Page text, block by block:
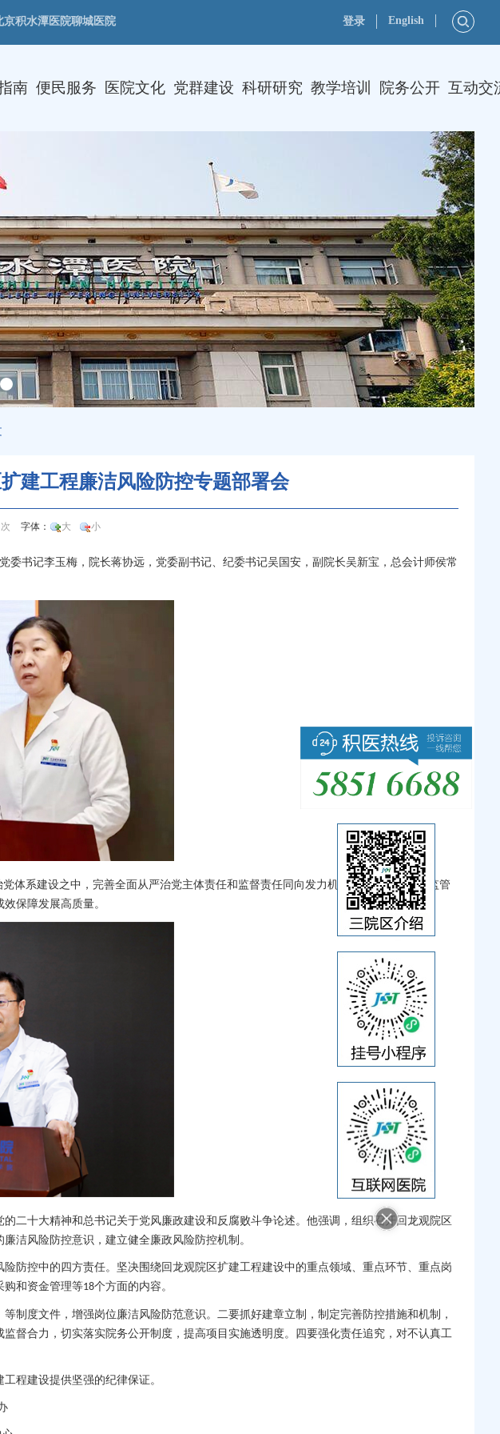
京积水潭医院聊城医院 登录 English
南 便民服务 医院文化 党群建设 科研研究 教学培训 院务公开 互动交
建工程廉洁风险防控专题部署会
次 字体： 大 小
委书记李玉梅，院长蒋协远 ，党委副书记、纪委书记吴国安，副院长吴新宝 ，总会计师侯常
体系建设之中，完善全面从严治党主体责任和监督责任同向发力机制，落实职能部门监管
保障发展高质量。
二十大精神和总书记关于党风廉政建设和反腐败斗争论述。他强调，组织召开回龙观院区
洁风险防控意识，建立健全廉政风险防控机制。
防控中的四方责任。坚决围绕回龙观院区扩建工程建设中的重点领域、重点环节、重点岗
购和资金管理等18个方面的内容。
制度文件，增强岗位廉洁风险防范意识。二要抓好建章立制，制定完善防控措施和机制，
督合力，切实落实院务公开制度，提高项目实施透明度。四要强化责任追究，对不认真工
程建设提供坚强的纪律保证。